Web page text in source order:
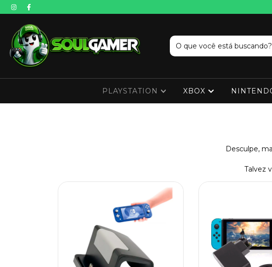
PLAYSTATION XBOX
Desculpe,
Talvez